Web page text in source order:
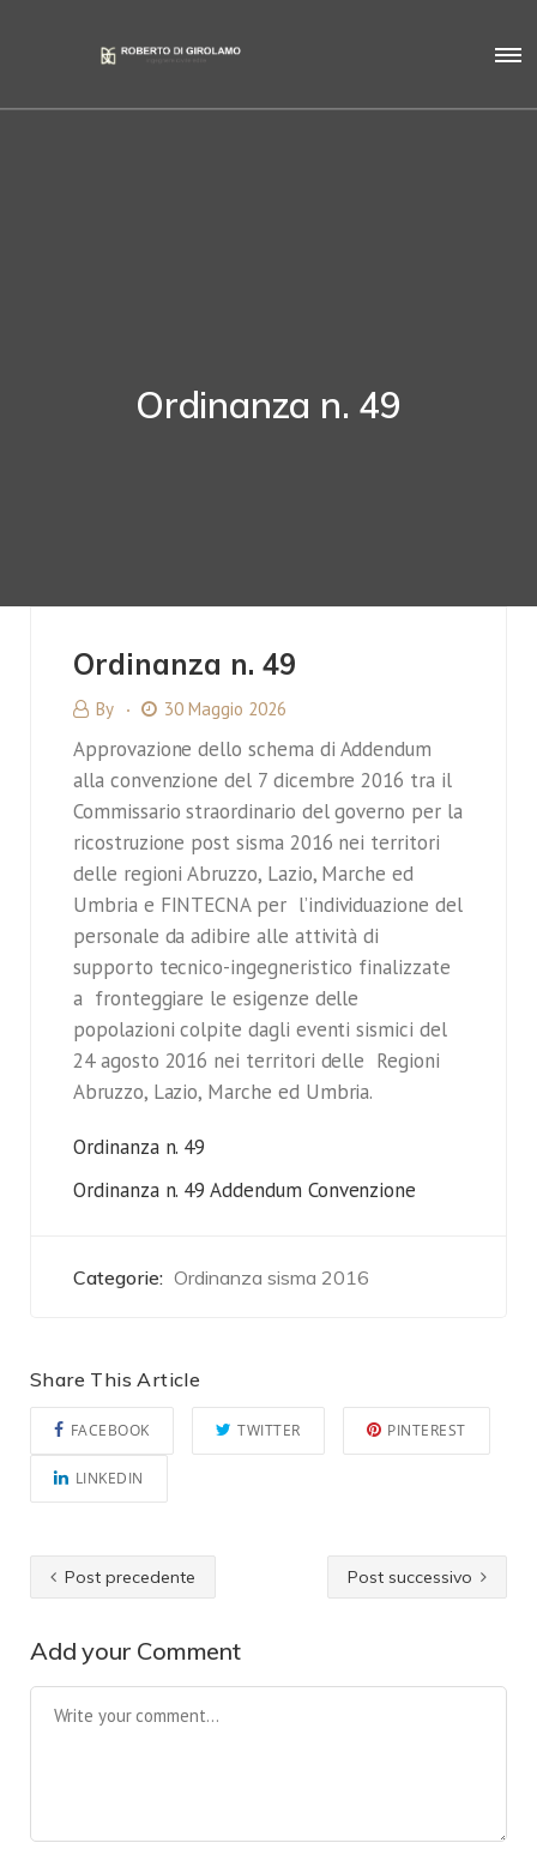
Ordinanza n. 49
Ordinanza n. 49
By 30 Maggio 2026
Approvazione dello schema di Addendum
alla convenzione del 7 dicembre 2016 tra il
Commissario straordinario del governo per la
ricostruzione post sisma 2016 nei territori
delle regioni Abruzzo, Lazio, Marche ed
Umbria e FINTECNA per l’individuazione del
personale da adibire alle attività di
supporto tecnico-ingegneristico finalizzate
a fronteggiare le esigenze delle
popolazioni colpite dagli eventi sismici del
24 agosto 2016 nei territori delle Regioni
Abruzzo, Lazio, Marche ed Umbria.
Ordinanza n. 49
Ordinanza n. 49 Addendum Convenzione
Categorie: Ordinanza sisma 2016
Share This Article
FACEBOOK TWITTER PINTEREST
LINKEDIN
Post precedente Post successivo
Add your Comment